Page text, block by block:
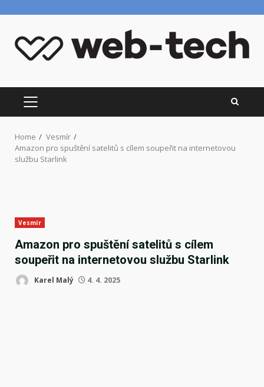
content
PRIMARY
MENU
Home
Vesmír
Amazon pro spuštění satelitů s cílem soupeřit na internetovou
službu Starlink
Vesmír
Amazon pro spuštění satelitů s cílem
soupeřit na internetovou službu Starlink
Karel Malý 4. 4. 2025